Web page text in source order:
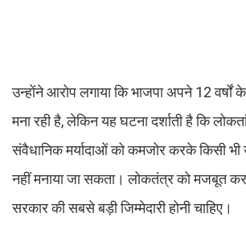
उन्होंने आरोप लगाया कि भाजपा अपने 12 वर्षों
मना रही है, लेकिन यह घटना दर्शाती है कि
संवैधानिक मर्यादाओं को कमजोर करके किसी भी
नहीं मनाया जा सकता। लोकतंत्र को मजबूत
सरकार की सबसे बड़ी जिम्मेदारी होनी चाहिए।